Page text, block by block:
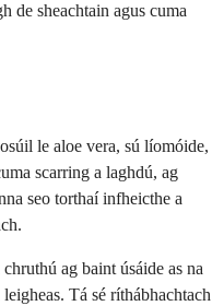
de sheachtain agus cuma
le aloe vera, sú líomóide,
scarring a laghdú, ag
seo torthaí infheicthe a
ag baint úsáide as na
Tá sé ríthábhachtach